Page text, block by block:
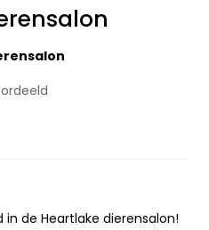
de Heartlake dierensalon!